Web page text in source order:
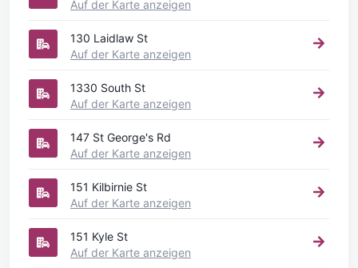
Auf der Karte anzeigen
130 Laidlaw St
Auf der Karte anzeigen
1330 South St
Auf der Karte anzeigen
147 St George's Rd
Auf der Karte anzeigen
151 Kilbirnie St
Auf der Karte anzeigen
151 Kyle St
Auf der Karte anzeigen